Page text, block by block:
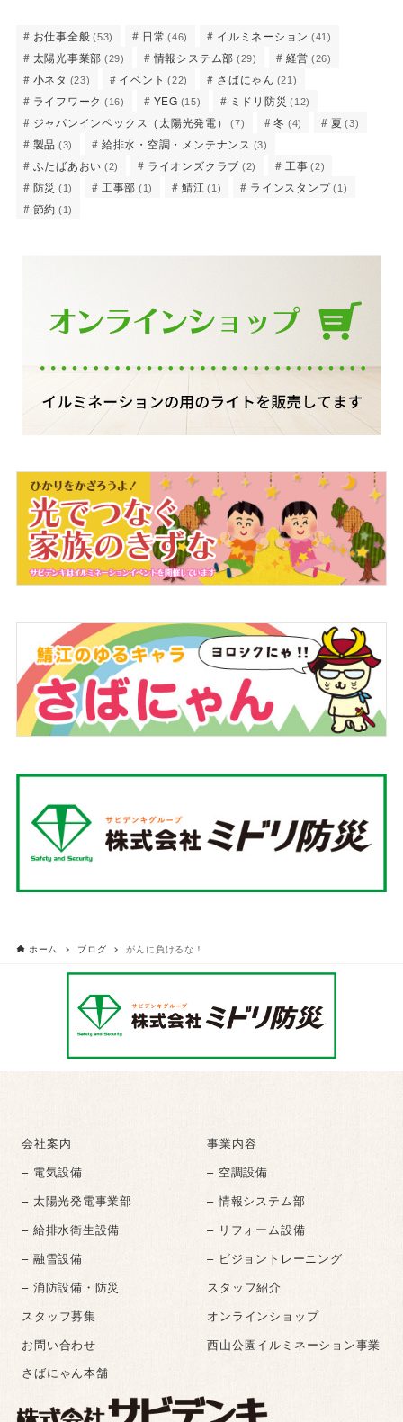
お仕事全般 (53) 日常 (46) イルミネーション (41)
太陽光事業部 (29) 情報システム部 (29) 経営 (26)
小ネタ (23) イベント (22) さばにゃん (21)
ライフワーク (16) YEG (15) ミドリ防災 (12)
ジャパンインペックス（太陽光発電） (7) 冬 (4) 夏 (3)
製品 (3) 給排水・空調・メンテナンス (3)
ふたばあおい (2) ライオンズクラブ (2) 工事 (2)
防災 (1) 工事部 (1) 鯖江 (1) ラインスタンプ (1)
節約 (1)
ホーム ブログ がんに負けるな！
会社案内
事業内容
– 電気設備
– 空調設備
– 太陽光発電事業部
– 情報システム部
– 給排水衛生設備
– リフォーム設備
– 融雪設備
– ビジョントレーニング
– 消防設備・防災
スタッフ紹介
スタッフ募集
オンラインショップ
お問い合わせ
西山公園イルミネーション事業
さばにゃん本舗